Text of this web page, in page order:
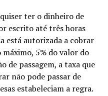
ter o dinheiro de
escrito até três horas
está autorizada a cobrar
5% do valor do
de passagem, a taxa que
não pode passar de
estabeleciam a regra.